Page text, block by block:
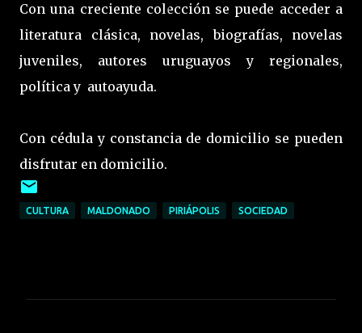
Con una creciente colección se puede acceder a
literatura clásica, novelas, biografías, novelas
juveniles, autores uruguayos y regionales,
política y autoayuda.
Con cédula y constancia de domicilio se pueden
disfrutar en domicilio.
CULTURA MALDONADO PIRIÁPOLIS SOCIEDAD